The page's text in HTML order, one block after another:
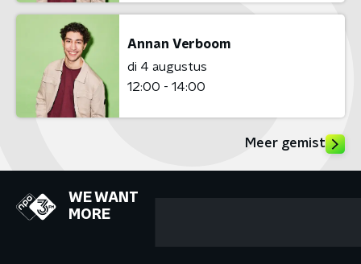
Annan Verboom
di 4 augustus
12:00 - 14:00
Meer gemist
WE WANT
MORE